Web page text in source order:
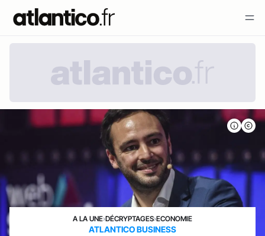
A LA UNE›DÉCRYPTAGES›ECONOMIE
ATLANTICO BUSINESS